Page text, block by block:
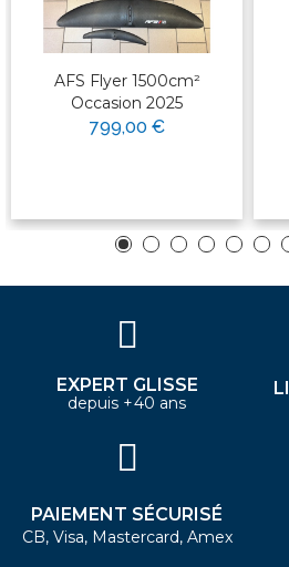
AFS Flyer 1500cm²
Occasion 2025
799,00 €
EXPERT GLISSE
depuis +40 ans
PAIEMENT SÉCURISÉ
CB, Visa, Mastercard, Amex